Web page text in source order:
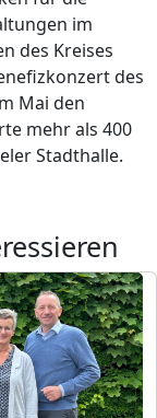
im
des Kreises
des
Mai den
mehr als 400
Stadthalle.